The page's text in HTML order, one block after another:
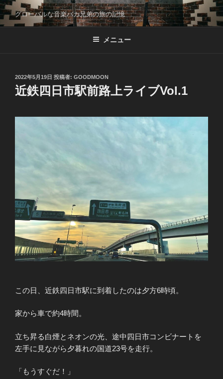
コ
ン
テ
グローバルな音楽バカ兄弟の旅の記憶
メニュー
投
稿
日:
2022年5月19日 投稿者: GOODMOON
近鉄四日市駅前路上ライブVol.1
この日、近鉄四日市駅に到着したのは夕方6時頃。
家から車で約4時間。
立ち昇る白煙とネオンの光、途中四日市コンビナートを
左手に見ながら夕暮れの国道23号を走行。
「もうすぐだ！」